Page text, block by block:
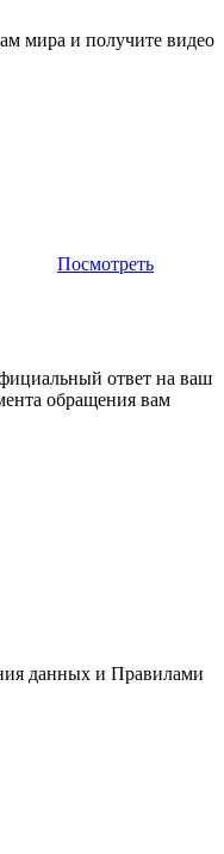
мира и получите видео
Посмотреть
ответ на ваш
обращения вам
данных и Правилами